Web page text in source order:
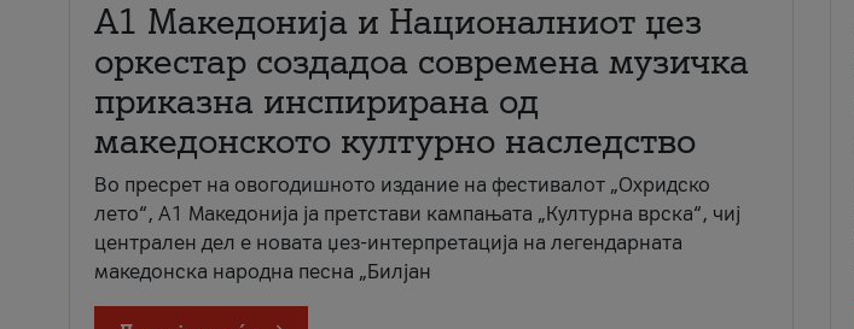
А1 Македонија и Националниот џез
оркестар создадоа современа музичка
приказна инспирирана од
македонското културно наследство
Во пресрет на овогодишното издание на фестивалот „Охридско
лето“, А1 Македонија ја претстави кампањата „Културна врска“, чиј
централен дел е новата џез-интерпретација на легендарната
македонска народна песна „Билјан